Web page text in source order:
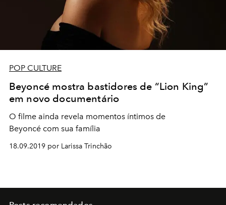
POP CULTURE
Beyoncé mostra bastidores de “Lion King”
em novo documentário
O filme ainda revela momentos íntimos de
Beyoncé com sua família
18.09.2019 por Larissa Trinchão